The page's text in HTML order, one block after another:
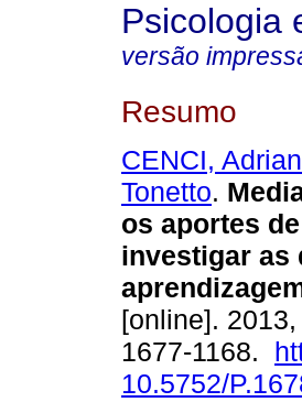
Psicologia
versão
Resumo
CENCI,
Tonetto.
os aportes
investigar as
[online].
1677-1168.
10.5752/